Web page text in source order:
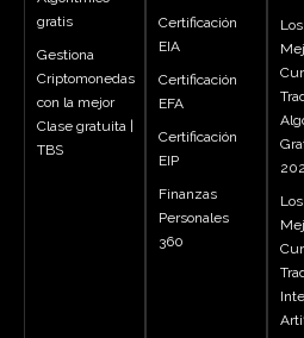
gratis
Gestiona
Criptomonedas
con la mejor
Clase gratuita |
TBS
Certificación
EIA
Certificación
EFA
Certificación
EIP
Finanzas
Personales
360